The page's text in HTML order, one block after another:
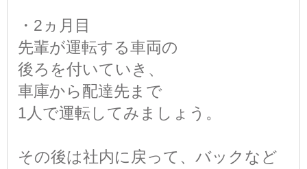
・2ヵ月目
先輩が運転する車両の
後ろを付いていき、
車庫から配達先まで
1人で運転してみましょう。
その後は社内に戻って、バックなど